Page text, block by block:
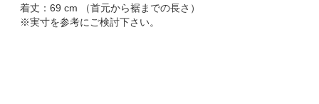
着丈：69 cm （首元から裾までの長さ）
※実寸を参考にご検討下さい。